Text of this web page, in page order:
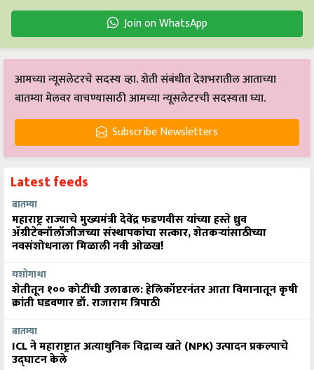
Join on WhatsApp
आमच्या न्यूसलेटरचे सदस्य व्हा. शेती संबंधीत देशभरातील आताच्या
बातम्या मेलवर वाचण्यासाठी आमच्या न्यूसलेटरची सदस्यता घ्या.
Subscribe Newsletters
Latest feeds
बातम्या
महाराष्ट्र राज्याचे मुख्यमंत्री देवेंद्र फडणवीस यांच्या हस्ते ध्रुव
ॲग्रीटेक्नॉलॉजीजच्या संस्थापकांचा सत्कार, शेतकऱ्यांसाठीच्या
नवसंशोधनाला मिळाली नवी ओळख!
यशोगाथा
शेतीतून १०० कोटींची उलाढाल: हेलिकॉप्टरनंतर आता विमानातून कृषी
क्रांती घडवणार डॉ. राजाराम त्रिपाठी
बातम्या
ICL ने महाराष्ट्रात अत्याधुनिक विद्राव्य खते (NPK) उत्पादन प्रकल्पाचे
उद्घाटन केले